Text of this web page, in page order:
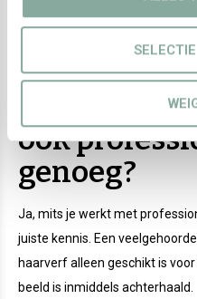
Is
ook
genoeg?
Ja, mits je werkt met
juiste kennis. Een
haarverf alleen geschikt is
beeld is inmiddels achterhaald.